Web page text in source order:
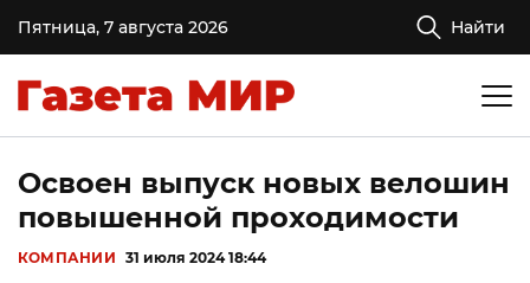
Пятница, 7 августа 2026 Найти
Освоен выпуск новых велошин
повышенной проходимости
КОМПАНИИ 31 июля 2024 18:44